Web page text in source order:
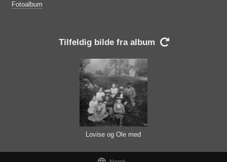
Fotoalbum
Tilfeldig bilde fra album 
Lovise og Ole med